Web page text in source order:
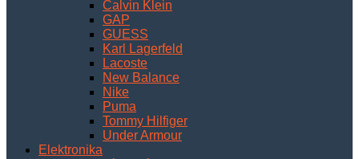
Calvin Klein
GAP
GUESS
Karl Lagerfeld
Lacoste
New Balance
Nike
Puma
Tommy Hilfiger
Under Armour
Elektronika